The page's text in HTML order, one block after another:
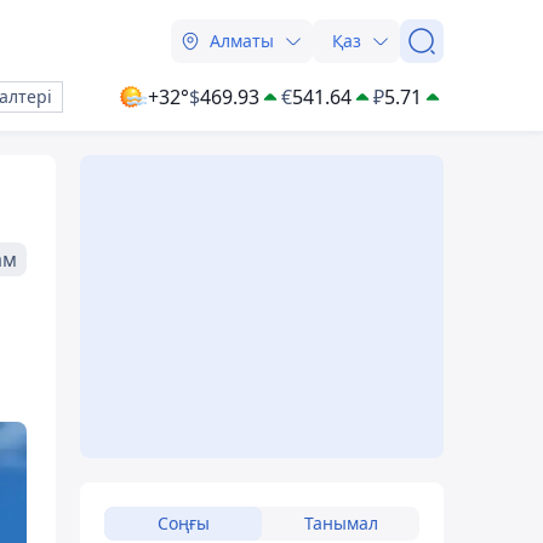
Алматы Қаз
+32°$469.93 €541.64 ₽5.71
Соңғы Танымал